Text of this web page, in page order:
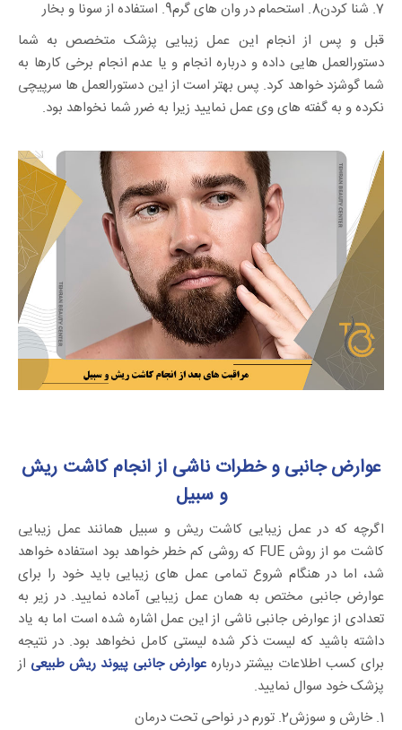
7. شنا کردن 8. استحمام در وان های گرم
9. استفاده از سونا و بخار
قبل و پس از انجام این عمل زیبایی پزشک متخصص به شما
دستورالعمل هایی داده و درباره انجام و یا عدم انجام برخی کارها به
شما گوشزد خواهد کرد. پس بهتر است از این دستورالعمل ها سرپیچی
نکرده و به گفته های وی عمل نمایید زیرا به ضرر شما نخواهد بود.
عوارض جانبی و خطرات ناشی از انجام کاشت ریش
و سبیل
اگرچه که در عمل زیبایی کاشت ریش و سبیل همانند عمل زیبایی
کاشت مو از روش FUE که روشی کم خطر خواهد بود استفاده خواهد
شد، اما در هنگام شروع تمامی عمل های زیبایی باید خود را برای
عوارض جانبی مختص به همان عمل زیبایی آماده نمایید. در زیر به
تعدادی از عوارض جانبی ناشی از این عمل اشاره شده است اما به یاد
داشته باشید که لیست ذکر شده لیستی کامل نخواهد بود. در نتیجه
برای کسب اطلاعات بیشتر درباره عوارض جانبی پیوند ریش طبیعی از
پزشک خود سوال نمایید.
1. خارش و سوزش
2. تورم در نواحی تحت درمان